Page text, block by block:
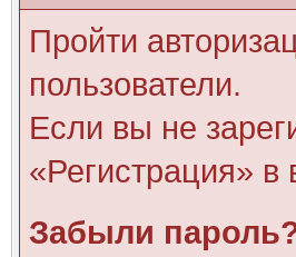
Пройти
пользователи.
Если вы не
«Регистрация»
Забыли